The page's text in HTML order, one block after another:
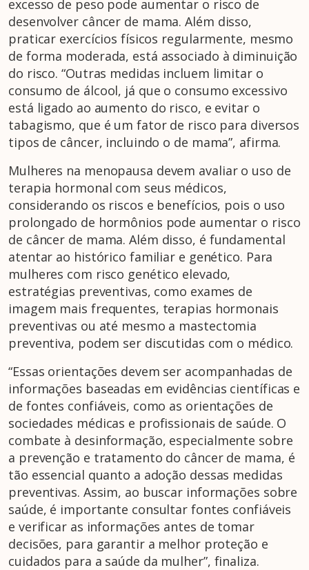
excesso de peso pode aumentar o risco de
desenvolver câncer de mama. Além disso,
praticar exercícios físicos regularmente, mesmo
de forma moderada, está associado à diminuição
do risco. “Outras medidas incluem limitar o
consumo de álcool, já que o consumo excessivo
está ligado ao aumento do risco, e evitar o
tabagismo, que é um fator de risco para diversos
tipos de câncer, incluindo o de mama”, afirma.
Mulheres na menopausa devem avaliar o uso de
terapia hormonal com seus médicos,
considerando os riscos e benefícios, pois o uso
prolongado de hormônios pode aumentar o risco
de câncer de mama. Além disso, é fundamental
atentar ao histórico familiar e genético. Para
mulheres com risco genético elevado,
estratégias preventivas, como exames de
imagem mais frequentes, terapias hormonais
preventivas ou até mesmo a mastectomia
preventiva, podem ser discutidas com o médico.
“Essas orientações devem ser acompanhadas de
informações baseadas em evidências científicas e
de fontes confiáveis, como as orientações de
sociedades médicas e profissionais de saúde. O
combate à desinformação, especialmente sobre
a prevenção e tratamento do câncer de mama, é
tão essencial quanto a adoção dessas medidas
preventivas. Assim, ao buscar informações sobre
saúde, é importante consultar fontes confiáveis
e verificar as informações antes de tomar
decisões, para garantir a melhor proteção e
cuidados para a saúde da mulher”, finaliza.